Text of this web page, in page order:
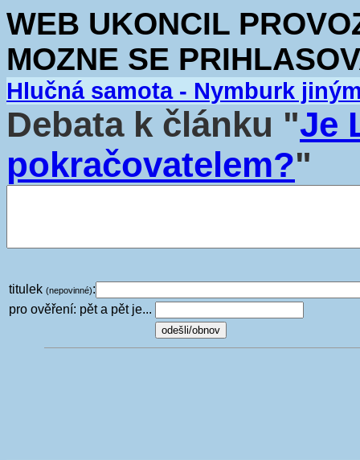
WEB UKONCIL
MOZNE SE
Hlučná samota - Nymburk
Debata k článku "Je
pokračovatelem?"
titulek (nepovinné):
pro ověření: pět a pět je...